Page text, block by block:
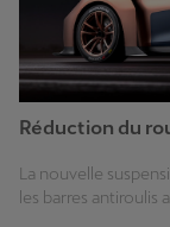
Réduction du
La nouvelle
les barres antiroulis